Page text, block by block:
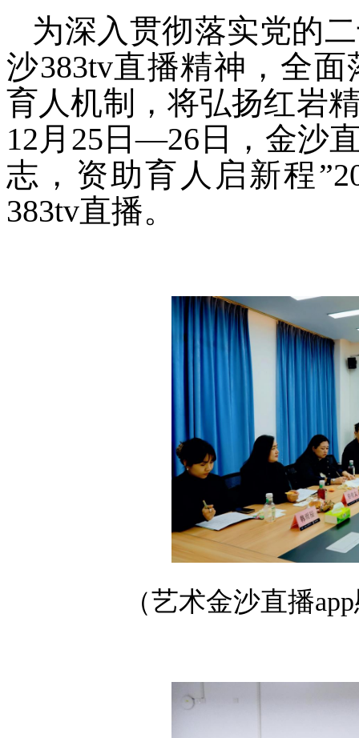
为深入贯彻落实党的
沙383tv直播精神，全
育人机制，将弘扬红岩
12月25日—26日，金沙
志，资助育人启新程
383tv直播。
（艺术金沙直播